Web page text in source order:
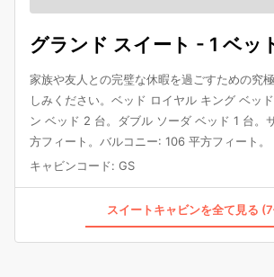
グランド スイート - 1 ベッ
家族や友人との完璧な休暇を過ごすための究
しみください。ベッド ロイヤル キング ベッ
ン ベッド 2 台。ダブル ソーダ ベッド 1 台。
方フィート。バルコニー: 106 平方フィート。
キャビンコード: GS
スイートキャビンを全て見る